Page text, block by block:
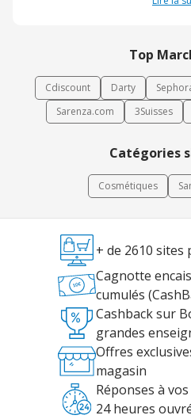
Top
Cdiscount Darty
Sarenza.com
3Suisses
Catégories
Cosmétiques
+ de 2610 sites
Cagnotte
cumulés
Cashback sur
grandes
Offres
magasin
Réponses à
24 heures